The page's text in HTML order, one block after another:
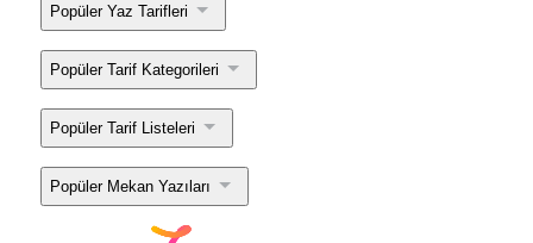
Popüler Yaz Tarifleri
Popüler Tarif Kategorileri
Popüler Tarif Listeleri
Popüler Mekan Yazıları